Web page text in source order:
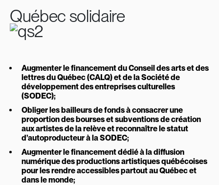
Québec solidaire
Augmenter le financement du Conseil des arts et des
lettres du Québec (CALQ) et de la Société de
développement des entreprises culturelles
(SODEC);
Obliger les bailleurs de fonds à consacrer une
proportion des bourses et subventions de création
aux artistes de la relève et reconnaître le statut
d’autoproducteur à la SODEC;
Augmenter le financement dédié à la diffusion
numérique des productions artistiques québécoises
pour les rendre accessibles partout au Québec et
dans le monde;